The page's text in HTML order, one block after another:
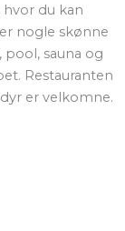
du kan
nogle skønne
sauna og
Restauranten
er velkomne.